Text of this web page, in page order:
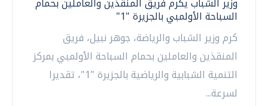
السباحة الأولمبي بالجزيرة "1"
كرم وزير الشباب والرياضة، جوهر نبيل، فريق
المنقذين والعاملين بحمام السباحة الأولمبي بمركز
التنمية الشبابية والرياضية بالجزيرة "1"، تقديرا
لسرعة...